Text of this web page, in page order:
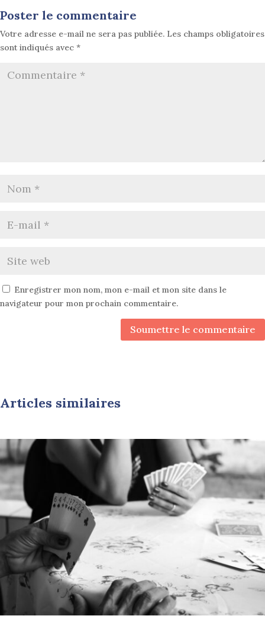
Poster le commentaire
Votre adresse e-mail ne sera pas publiée. Les champs obligatoires
sont indiqués avec *
Enregistrer mon nom, mon e-mail et mon site dans le
navigateur pour mon prochain commentaire.
Soumettre le commentaire
Articles similaires